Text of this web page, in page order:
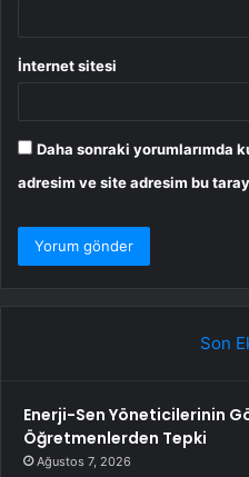
İnternet sitesi
Daha sonraki yorumlarımda
adresim ve site adresim bu
Son
Enerji-Sen Yöneticilerinin
Öğretmenlerden Tepki
Ağustos 7, 2026